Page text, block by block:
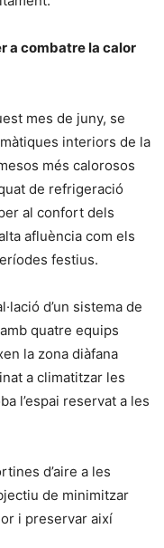
a combatre la calor
mes de juny, se
interiors de la
més calorosos
de refrigeració
al confort dels
afluència com els
festius.
d’un sistema de
quatre equips
la zona diàfana
a climatitzar les
l’espai reservat a les
d’aire a les
de minimitzar
i preservar així